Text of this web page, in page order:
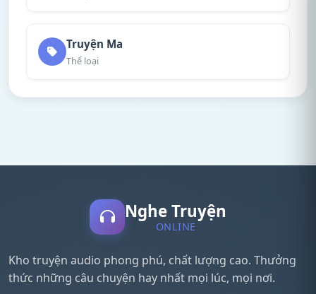
Truyện Ma
Thể loại
Nghe Truyện
ONLINE
Kho truyện audio phong phú, chất lượng cao. Thưởng
thức những câu chuyện hay nhất mọi lúc, mọi nơi.